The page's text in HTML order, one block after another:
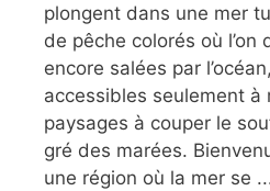
plongent dans une mer
de pêche colorés où
encore salées par
accessibles seulement à
paysages à couper le
gré des marées.
une région où la mer se